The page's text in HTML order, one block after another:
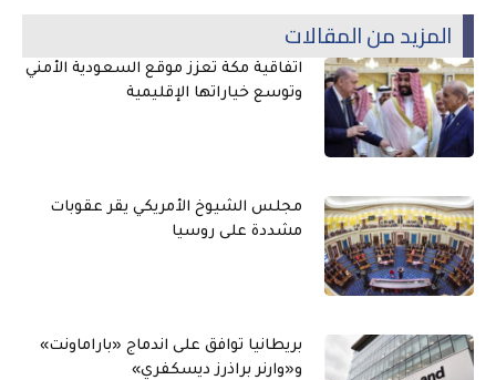
المزيد من المقالات
اتفاقية مكة تعزز موقع السعودية الأمني
وتوسع خياراتها الإقليمية
مجلس الشيوخ الأمريكي يقر عقوبات
مشددة على روسيا
بريطانيا توافق على اندماج «باراماونت»
و«وارنر براذرز ديسكفري»